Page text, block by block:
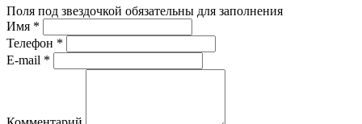
Поля под звездочкой обязательны для заполнения
Имя *
Телефон *
E-mail *